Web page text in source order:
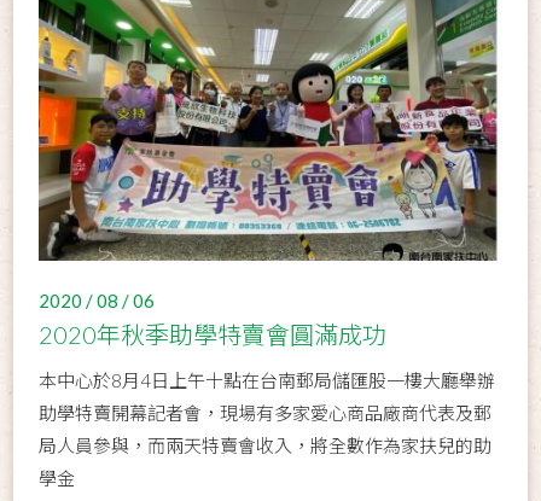
2020 / 08 / 06
2020年秋季助學特賣會圓滿成功
本中心於8月4日上午十點在台南郵局儲匯股一樓大廳舉辦
助學特賣開幕記者會，現場有多家愛心商品廠商代表及郵
局人員參與，而兩天特賣會收入，將全數作為家扶兒的助
學金